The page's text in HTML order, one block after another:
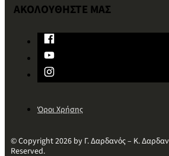
ΑΚΟΛΟΥΘΗΣΤΕ ΜΑΣ
Όροι Χρήσης
© Copyright 2026 by Γ. Δαρδανός – Κ.
Reserved.